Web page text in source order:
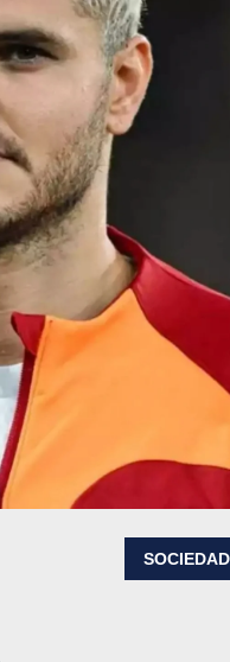
SOCIEDAD